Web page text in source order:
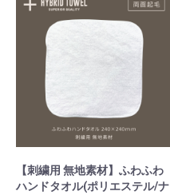
お買い物を続ける
【刺繍用 無地素材】ふわふわ
ハンドタオル(ポリエステル/ナ